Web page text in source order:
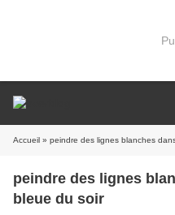
Accueil » peindre des lignes blanches
peindre des lignes
bleue du soir